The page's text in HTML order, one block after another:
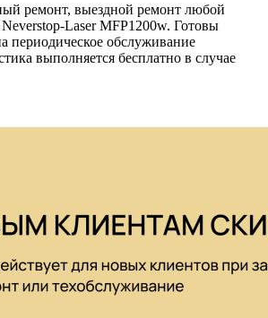
ремонт, выездной ремонт любой
Laser MFP1200w. Готовы
периодическое обслуживание
выполняется бесплатно в случае